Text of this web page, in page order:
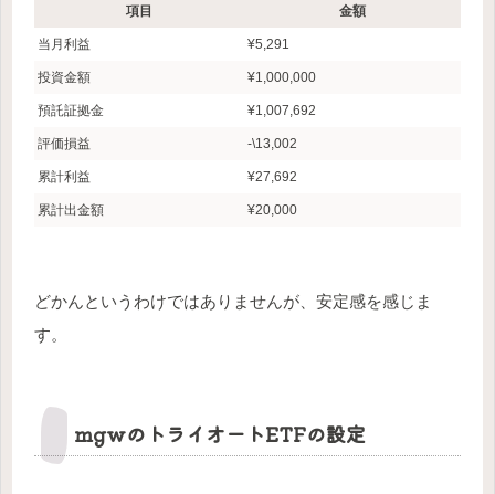
項目 金額
当月利益 ¥5,291
投資金額 ¥1,000,000
預託証拠金 ¥1,007,692
評価損益 -\13,002
累計利益 ¥27,692
累計出金額 ¥20,000
どかんというわけではありませんが、安定感を感じま
す。
mgwのトライオートETFの設定